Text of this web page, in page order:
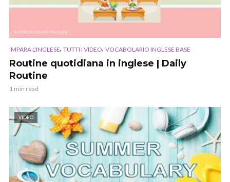
IMPARA L'INGLESE, TUTTI I VIDEO, VOCABOLARIO INGLESE BASE
Routine quotidiana in inglese | Daily
Routine
1 min read
VIDEO